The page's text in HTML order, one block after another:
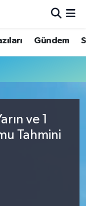
Gündem
ve 1
Tahmini